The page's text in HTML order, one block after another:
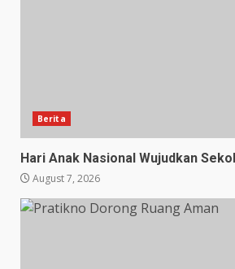
Berita
Hari Anak Nasional Wujudkan
August 7, 2026